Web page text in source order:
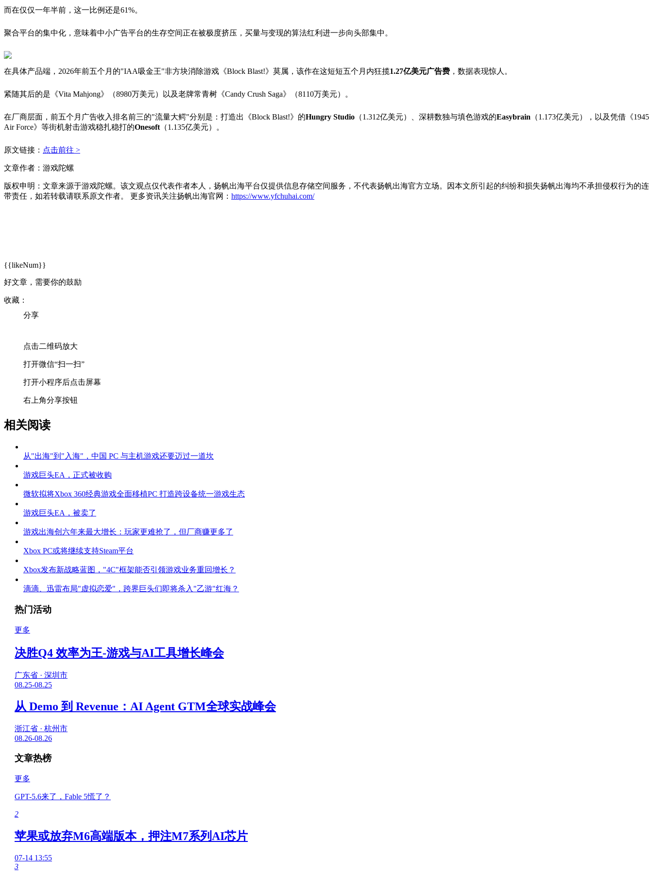
而在仅仅一年半前，这一比例还是61%。
聚合平台的集中化，意味着中小广告平台的生存空间正在被极度挤压，买量与变现的算法红利进一步向头部集中。
在具体产品端，2026年前五个月的"IAA吸金王"非方块消除游戏《Block Blast!》莫属，该作在这短短五个月内狂揽1.27亿美元广告费 ，数据表现惊人。
紧随其后的是《Vita Mahjong》（8980万美元）以及老牌常青树《Candy Crush Saga》（8110万美元）。
在厂商层面，前五个月广告收入排名前三的"流量大鳄"分别是：打造出《Block Blast!》的Hungry Studio （1.312亿美元）、深耕数独与填色游戏的Easybrain （1.173亿美元），以及凭借《1945
Air Force》等街机射击游戏稳扎稳打的Onesoft （1.135亿美元）。
原文链接： 点击前往 >
文章作者：游戏陀螺
版权申明：文章来源于游戏陀螺。该文观点仅代表作者本人，扬帆出海平台仅提供信息存储空间服务，不代表扬帆出海官方立场。因本文所引起的纠纷和损失扬帆出海均不承担侵权行为的连
带责任，如若转载请联系原文作者。 更多资讯关注扬帆出海官网： https://www.yfchuhai.com/
{{likeNum}}
好文章，需要你的鼓励
收藏：
分享
点击二维码放大
打开微信“扫一扫”
打开小程序后点击屏幕
右上角分享按钮
相关阅读
从"出海"到"入海"，中国 PC 与主机游戏还要迈过一道坎
游戏巨头EA，正式被收购
微软拟将Xbox 360经典游戏全面移植PC 打造跨设备统一游戏生态
游戏巨头EA，被卖了
游戏出海创六年来最大增长：玩家更难抢了，但厂商赚更多了
Xbox PC或将继续支持Steam平台
Xbox发布新战略蓝图，"4C"框架能否引领游戏业务重回增长？
滴滴、迅雷布局"虚拟恋爱"，跨界巨头们即将杀入"乙游"红海？
热门活动
更多
决胜Q4 效率为王-游戏与AI工具增长峰会
广东省 · 深圳市
08.25-08.25
从 Demo 到 Revenue：AI Agent GTM全球实战峰会
浙江省 · 杭州市
08.26-08.26
文章热榜
更多
GPT-5.6来了，Fable 5慌了？
2
苹果或放弃M6高端版本，押注M7系列AI芯片
07-14 13:55
3